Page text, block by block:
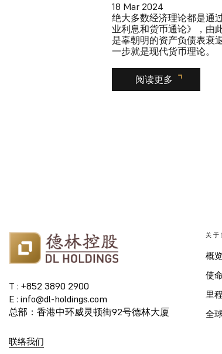
18 Mar 2024
绝大多数经济理论都是通
业利息和货币通论》，由
是辜朝明的资产负债表衰
一步就是现代货币理论。
阅读更多
T : +852 3890 2900
E : info@dl-holdings.com
总部：香港中环威灵顿街92号德林大厦
联络我们
关于
概
使
里
全